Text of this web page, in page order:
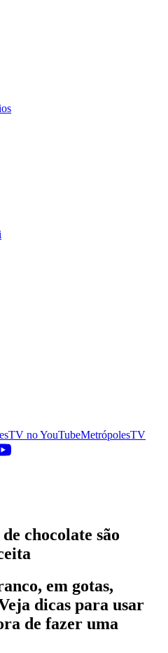
noYouTubeMetrópolesTV
chocolate são
em gotas,
dicas para usar
de fazer uma